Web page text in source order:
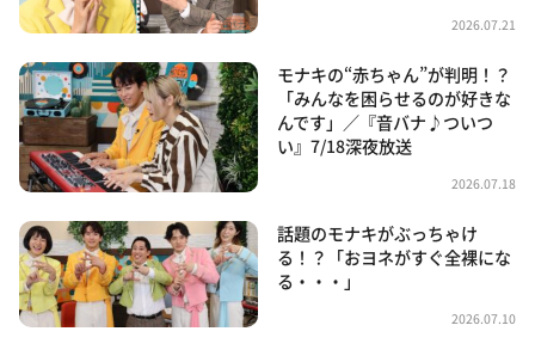
2026.07.21
モナキの“赤ちゃん”が判明！？
「みんなを困らせるのが好きな
んです」／『音バナ♪ついつ
い』7/18深夜放送
2026.07.18
話題のモナキがぶっちゃけ
る！？「おヨネがすぐ全裸にな
る・・・」
2026.07.10